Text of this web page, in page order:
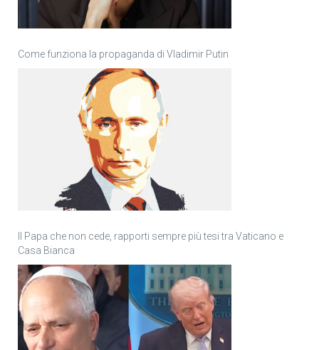
Come funziona la propaganda di Vladimir Putin
Il Papa che non cede, rapporti sempre più tesi tra Vaticano e
Casa Bianca